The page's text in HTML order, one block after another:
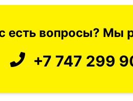
есть вопросы? Мы
+7 747 299